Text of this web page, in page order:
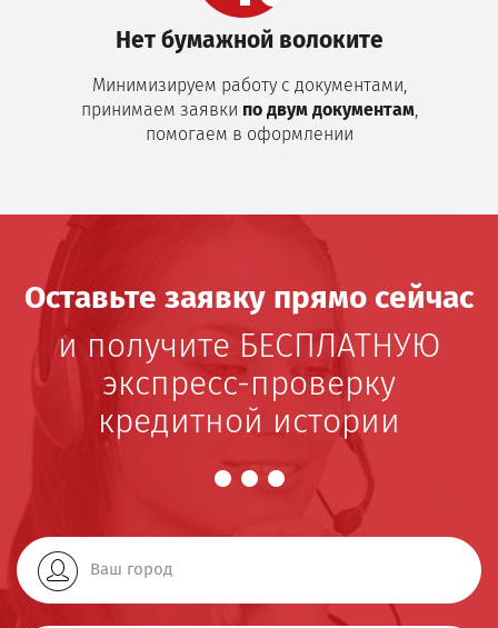
Нет бумажной волоките
Минимизируем работу с документами,
принимаем заявки по двум документам,
помогаем в оформлении
Оставьте заявку прямо сейчас
и получите БЕСПЛАТНУЮ
экспресс-проверку
кредитной истории